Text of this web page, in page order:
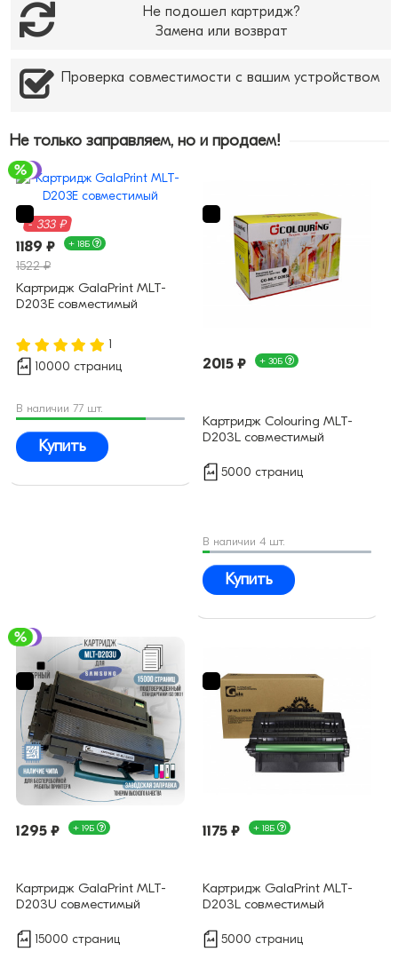
Не подошел картридж?
Замена или возврат
Проверка совместимости с вашим устройством
Не только заправляем, но и продаем!
- 333 ₽
1189 ₽ + 18Б
1522 ₽
Картридж GalaPrint MLT-
D203E совместимый
1
10000 страниц
В наличии 77 шт.
Купить
2015 ₽ + 30Б
Картридж Colouring MLT-
D203L совместимый
5000 страниц
В наличии 4 шт.
Купить
1295 ₽ + 19Б
Картридж GalaPrint MLT-
D203U совместимый
15000 страниц
1175 ₽ + 18Б
Картридж GalaPrint MLT-
D203L совместимый
5000 страниц